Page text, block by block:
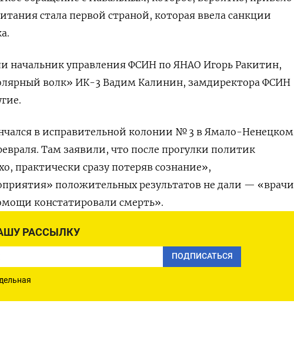
РАССЫЛКУ
ПОДПИСАТЬСЯ
стала первой страной, которая ввела санкции
начальник управления ФСИН по ЯНАО Игорь Ракитин,
волк» ИК-3 Вадим Калинин, замдиректора ФСИН
в исправительной колонии № 3 в Ямало-Ненецком
Там заявили, что после прогулки политик
практически сразу потеряв сознание»,
положительных результатов не дали — «врачи
констатировали смерть».
ПОДПИСАТЬСЯ В GOOGLE